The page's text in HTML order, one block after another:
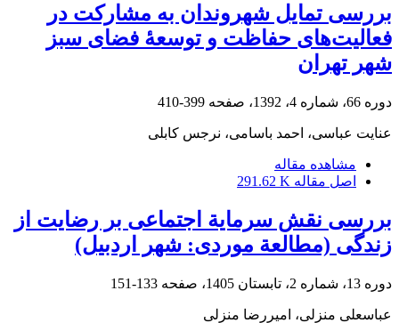
بررسی تمایل شهروندان به مشارکت در
فعالیت‌های حفاظت و توسعۀ فضای سبز
شهر تهران
دوره 66، شماره 4، 1392، صفحه 399-410
عنایت عباسی، احمد باسامی، نرجس کابلی
مشاهده مقاله
اصل مقاله 291.62 K
بررسی نقش سرمایة اجتماعی بر رضایت از
زندگی (مطالعة موردی: شهر اردبیل)
دوره 13، شماره 2، تابستان 1405، صفحه 133-151
عباسعلی منزلی، امیررضا منزلی